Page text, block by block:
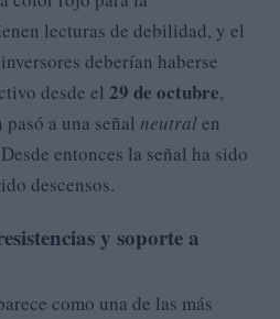
lecturas de debilidad, y el
deberían haberse
desde el 29 de octubre,
a una señal neutralen
entonces la señal ha sido
descensos.
y soporte a
como una de las más